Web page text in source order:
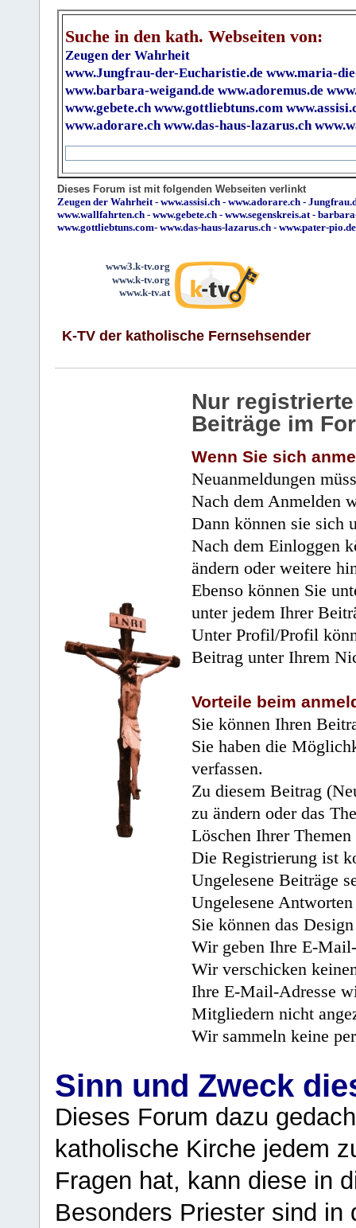
Suche in den kath. Webseiten von:
Zeugen der Wahrheit
www.Jungfrau-der-Eucharistie.de www.maria-
www.barbara-weigand.de www.adoremus.de
www.gebete.ch www.gottliebtuns.com
www.adorare.ch www.das-haus-lazarus.ch
Dieses Forum ist mit folgenden Webseiten verlinkt
Zeugen der Wahrheit- www.assisi.ch - www.adorare.ch -
www.wallfahrten.ch - www.gebete.ch - www.segenskreis.at-
www.gottliebtuns.com- www.das-haus-lazarus.ch - www.pater-pio.de
www3.k-tv.org
www.k-tv.org
www.k-tv.at
K-TV der katholische Fernsehsender
Nur
Beiträge im
Wenn Sie sich
Neuanmeldungen
Nach dem Anmelden
Dann können sie sich
Nach dem Einloggen
ändern oder weitere
Ebenso können Sie
unter jedem Ihrer
Unter Profil/Profil
Beitrag unter Ihrem
Vorteile beim
Sie können Ihren
Sie haben die
verfassen.
Zu diesem Beitrag
zu ändern oder das
Löschen Ihrer
Die Registrierung ist
Ungelesene Beiträge
Ungelesene
Sie können das
Wir geben Ihre E-
Wir verschicken
Ihre E-Mail-Adresse
Mitgliedern nicht
Wir sammeln keine
Sinn und Zweck
Dieses Forum dazu
katholische Kirche jedem
Fragen hat, kann diese in
Besonders Priester sind in